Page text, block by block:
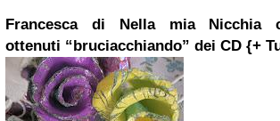
Francesca di Nella mia Nicchia
ottenuti “bruciacchiando” dei CD {+